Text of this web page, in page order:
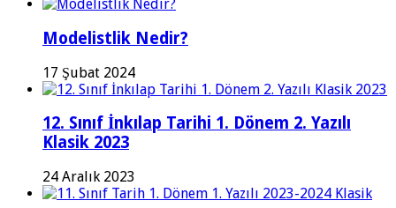
Modelistlik Nedir?
17 Şubat 2024
12. Sınıf İnkılap Tarihi 1. Dönem 2. Yazılı
Klasik 2023
24 Aralık 2023